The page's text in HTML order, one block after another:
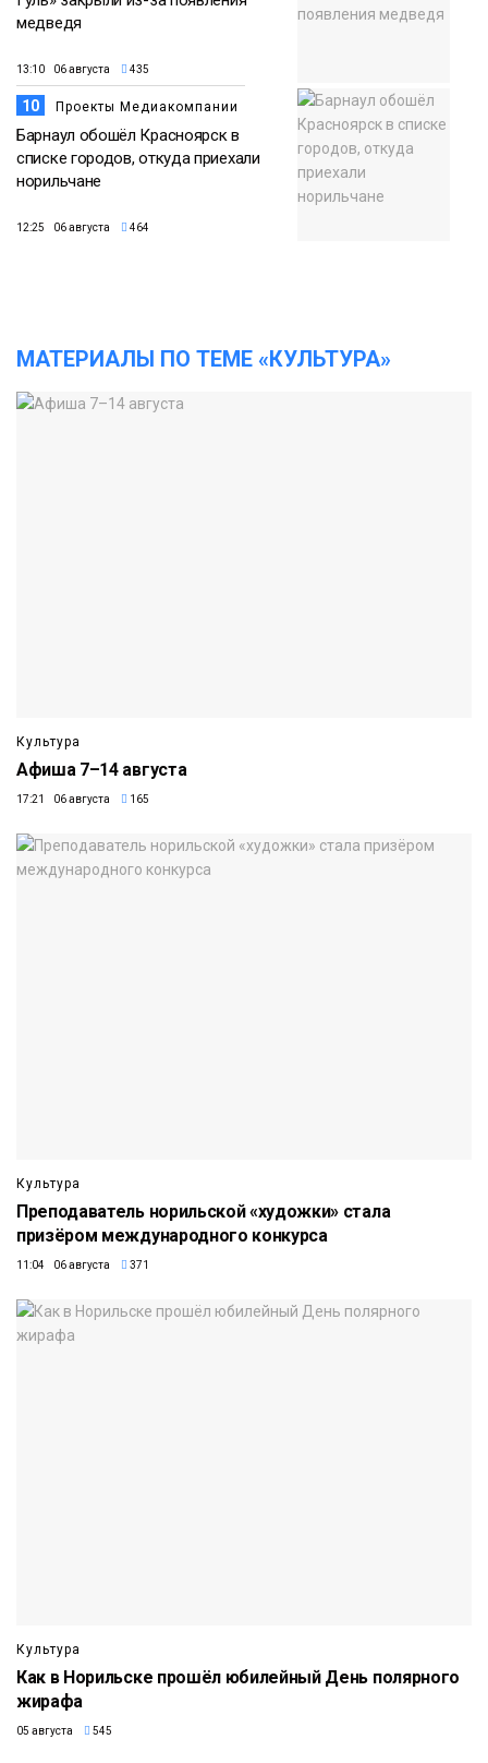
медведя
13:10 06 августа 435
10 Проекты Медиакомпании
Барнаул обошёл Красноярск в
списке городов, откуда приехали
норильчане
12:25 06 августа 464
МАТЕРИАЛЫ ПО ТЕМЕ «КУЛЬТУРА»
Культура
Афиша 7–14 августа
17:21 06 августа 165
Культура
Преподаватель норильской «художки» стала
призёром международного конкурса
11:04 06 августа 371
Культура
Как в Норильске прошёл юбилейный День полярного
жирафа
05 августа 545